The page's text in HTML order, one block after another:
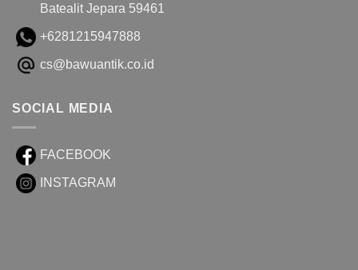
Batealit Jepara 59461
+6281215947888
cs@bawuantik.co.id
SOCIAL MEDIA
FACEBOOK
INSTAGRAM